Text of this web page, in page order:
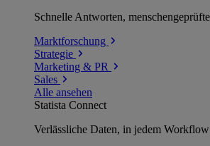
Schnelle Antworten,
Marktforschung
Strategie
Marketing & PR
Sales
Alle ansehen
Statista Connect
Verlässliche Daten, in jedem Workflow